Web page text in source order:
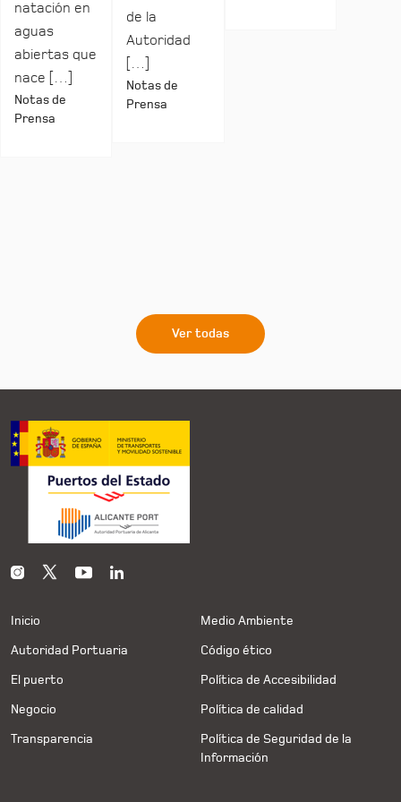
natación en
aguas
abiertas que
nace […]
Notas de
Prensa
de la
Autoridad
Notas de
Prensa
Ver todas
Inicio
Autoridad Portuaria
El puerto
Negocio
Transparencia
Medio Ambiente
Código ético
Política de Accesibilidad
Política de calidad
Política de Seguridad de la
Información